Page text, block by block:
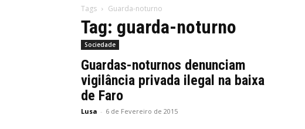
do
Tags Guarda-noturno
Tag: guarda-noturno
Sociedade
Guardas-noturnos denunciam
vigilância privada ilegal na baixa
de Faro
Lusa - 6 de Fevereiro de 2015